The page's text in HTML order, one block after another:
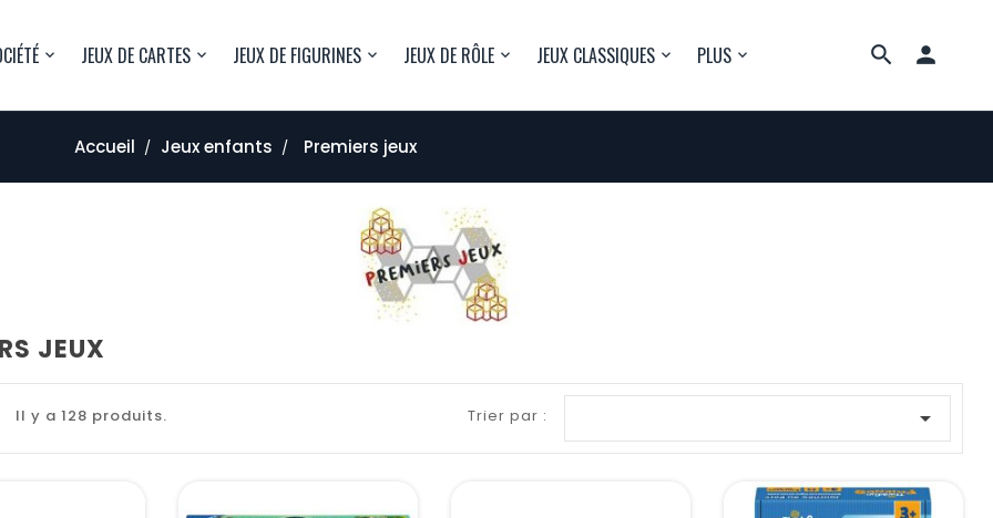

JEUX DE CARTES JEUX DE FIGURINES JEUX DE RÔLE JEUX CLASSIQUES PLUS
Accueil Jeux enfants Premiers jeux
JEUX
Il y a 128 produits. Trier par : 